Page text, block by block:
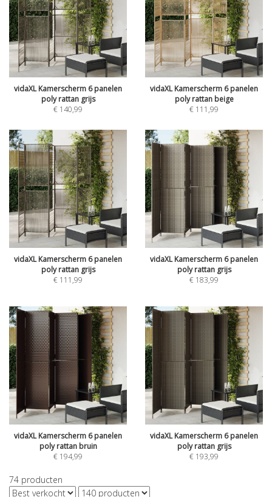
vidaXL Kamerscherm 6 panelen
poly rattan grijs
€ 140,99
vidaXL Kamerscherm 6 panelen
poly rattan beige
€ 111,99
vidaXL Kamerscherm 6 panelen
poly rattan grijs
€ 111,99
vidaXL Kamerscherm 6 panelen
poly rattan grijs
€ 183,99
vidaXL Kamerscherm 6 panelen
poly rattan bruin
€ 194,99
vidaXL Kamerscherm 6 panelen
poly rattan grijs
€ 193,99
74 producten